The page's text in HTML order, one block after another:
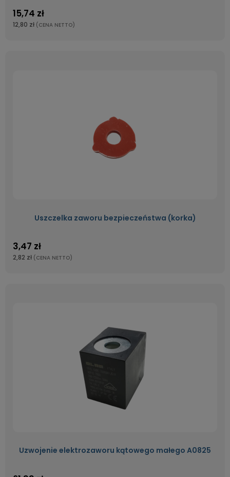
15,74 zł
12,80 zł (CENA NETTO)
Uszczelka zaworu bezpieczeństwa (korka)
3,47 zł
2,82 zł (CENA NETTO)
Uzwojenie elektrozaworu kątowego małego A0825